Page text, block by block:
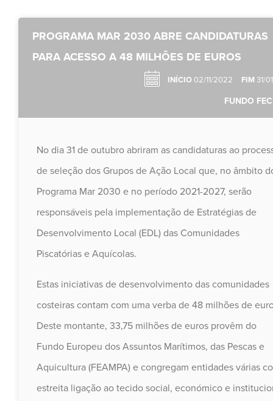
PROGRAMA MAR 2030 ABRE CANDIDATURAS
PARA ACESSO A 48 MILHÕES DE EUROS
INÍCIO 02/11/2022 FIM 31/
FUNDO
No dia 31 de outubro abriram as candidaturas ao
de seleção dos Grupos de Ação Local que, no âmbito
Programa Mar 2030 e no período 2021-2027, serão
responsáveis pela implementação de Estratégias de
Desenvolvimento Local (EDL) das Comunidades
Piscatórias e Aquícolas.
Estas iniciativas de desenvolvimento das comunidades
costeiras contam com uma verba de 48 milhões de
Deste montante, 33,75 milhões de euros provêm do
Fundo Europeu dos Assuntos Marítimos, das Pescas e
Aquicultura (FEAMPA) e congregam entidades várias
estreita ligação ao tecido social, económico e